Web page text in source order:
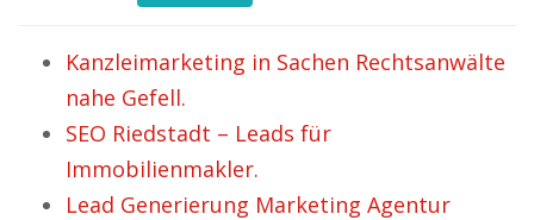
Kanzleimarketing in Sachen Rechtsanwälte
nahe Gefell.
SEO Riedstadt – Leads für
Immobilienmakler.
Lead Generierung Marketing Agentur